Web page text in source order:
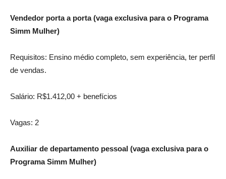
Vendedor porta a porta (vaga exclusiva para o Programa
Simm Mulher)
Requisitos: Ensino médio completo, sem experiência, ter perfil
de vendas.
Salário: R$1.412,00 + benefícios
Vagas: 2
Auxiliar de departamento pessoal (vaga exclusiva para o
Programa Simm Mulher)